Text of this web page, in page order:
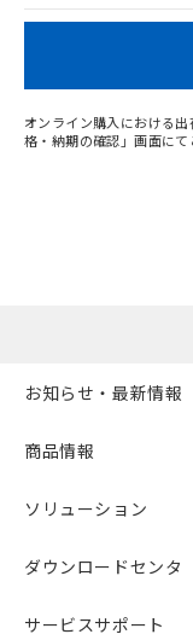
オンライン購入における
格・納期の確認」画面にて
お知らせ・最新情報
商品情報
ソリューション
ダウンロードセンタ
サービスサポート